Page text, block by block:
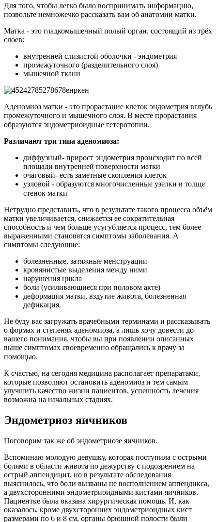
Для того, чтобы легко было воспринимать информацию,
позвольте немножечко рассказать вам об анатомии матки.
Матка - это гладкомышечный полый орган, состоящий из трёх
слоев:
внутренней слизистой оболочки - эндометрия
промежуточного (разделительного слоя)
мышечной ткани
Аденомиоз матки - это прорастание клеток эндометрия вглубь
промежуточного и мышечного слоя. В месте прорастания
образуются эндометриоидные гетеротопии.⠀
Различают три типа аденомиоза:
диффузный- прирост эндометрия происходит по всей
площади внутренней поверхности матки
очаговый- есть заметные скопления клеток
узловой - образуются многочисленные узелки в толще
стенок матки⠀
Нетрудно представить, что в результате такого процесса объём
матки увеличивается, снижается ее сократительная
способность и чем больше усугубляется процесс, тем более
выраженными становятся симптомы заболевания. А
симптомы следующие:
болезненные, затяжные менструации
кровянистые выделения между ними
нарушения цикла
боли (усиливающиеся при половом акте)
деформация матки, вздутие живота, болезненная
дефикация.
Не буду вас загружать врачебными терминами и рассказывать
о формах и степенях аденомиоза, а лишь хочу довести до
вашего понимания, чтобы вы при появлении описанных
выше симптомах своевременно обращались к врачу за
помощью.⠀
К счастью, на сегодня медицина располагает препаратами,
которые позволяют остановить аденомиоз и тем самым
улучшить качество жизни пациентов, успешность лечения
возможна на начальных стадиях.
Эндометриоз яичников
Поговорим так же об эндометриозе яичников.
Вспоминаю молодую девушку, которая поступила с острыми
болями в области живота по дежурству с подозрением на
острый аппендицит, но в результате обследования
выяснилось, что боли вызваны не восполнением аппендикса,
а двухсторонними эндометриоидными кистами яичников.
Пациентке была оказана хирургическая помощь. И, как
оказалось, кроме двухсторонних эндометриоидных кист
размерами по 6 и 8 см, органы брюшной полости были